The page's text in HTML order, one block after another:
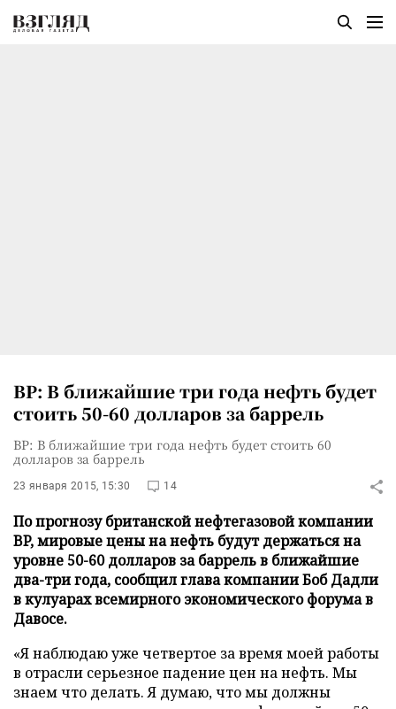
BP: В ближайшие три года нефть будет
стоить 50-60 долларов за баррель
BP: В ближайшие три года нефть будет стоить 60
долларов за баррель
23 января 2015, 15:30 14
По прогнозу британской нефтегазовой компании
BP, мировые цены на нефть будут держаться на
уровне 50-60 долларов за баррель в ближайшие
два-три года, сообщил глава компании Боб Дадли
в кулуарах всемирного экономического форума в
Давосе.
«Я наблюдаю уже четвертое за время моей работы
в отрасли серьезное падение цен на нефть. Мы
знаем что делать. Я думаю, что мы должны